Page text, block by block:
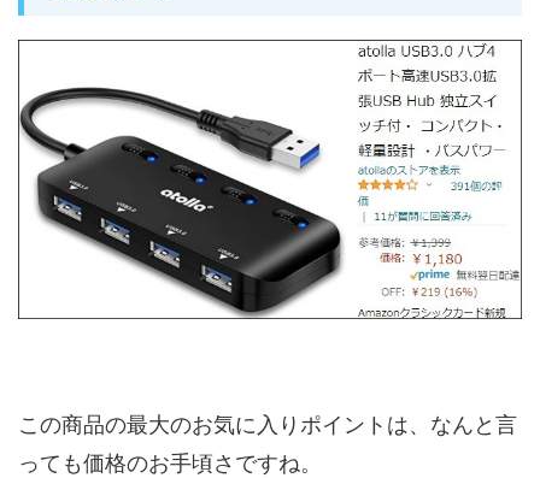
この商品の最大のお気に入りポイントは、なんと言
っても価格のお手頃さですね。